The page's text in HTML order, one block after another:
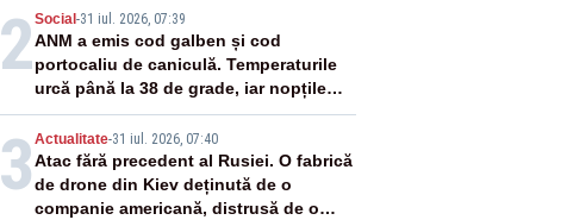
2Social-31 iul. 2026, 07:39
ANM a emis cod galben și cod
portocaliu de caniculă. Temperaturile
urcă până la 38 de grade, iar nopțile
devin tropicale
3 Actualitate-31 iul. 2026, 07:40
Atac fără precedent al Rusiei. O fabrică
de drone din Kiev deținută de o
companie americană, distrusă de o